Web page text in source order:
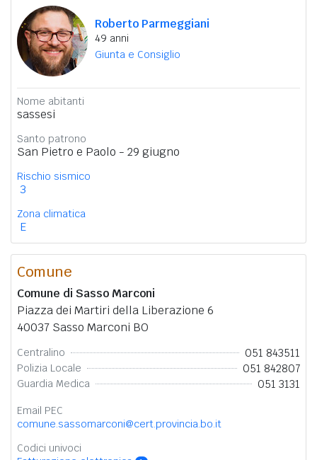
Roberto Parmeggiani
49 anni
Giunta e Consiglio
Nome abitanti
sassesi
Santo patrono
San Pietro e Paolo - 29 giugno
Rischio sismico
3
Zona climatica
E
Comune
Comune di Sasso Marconi
Piazza dei Martiri della Liberazione 6
40037 Sasso Marconi BO
Centralino 051 843511
Polizia Locale 051 842807
Guardia Medica 051 3131
Email PEC
comune.sassomarconi@cert.provincia.bo.it
Codici univoci